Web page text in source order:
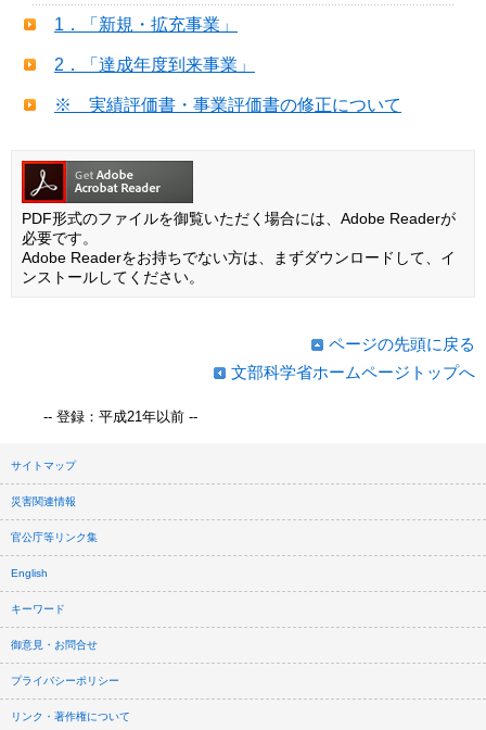
1．「新規・拡充事業」
2．「達成年度到来事業」
※ 実績評価書・事業評価書の修正について
PDF形式のファイルを御覧いただく場合には、Adobe Readerが
必要です。
Adobe Readerをお持ちでない方は、まずダウンロードして、イ
ンストールしてください。
ページの先頭に戻る
文部科学省ホームページトップへ
-- 登録：平成21年以前 --
サイトマップ
災害関連情報
官公庁等リンク集
English
キーワード
御意見・お問合せ
プライバシーポリシー
リンク・著作権について